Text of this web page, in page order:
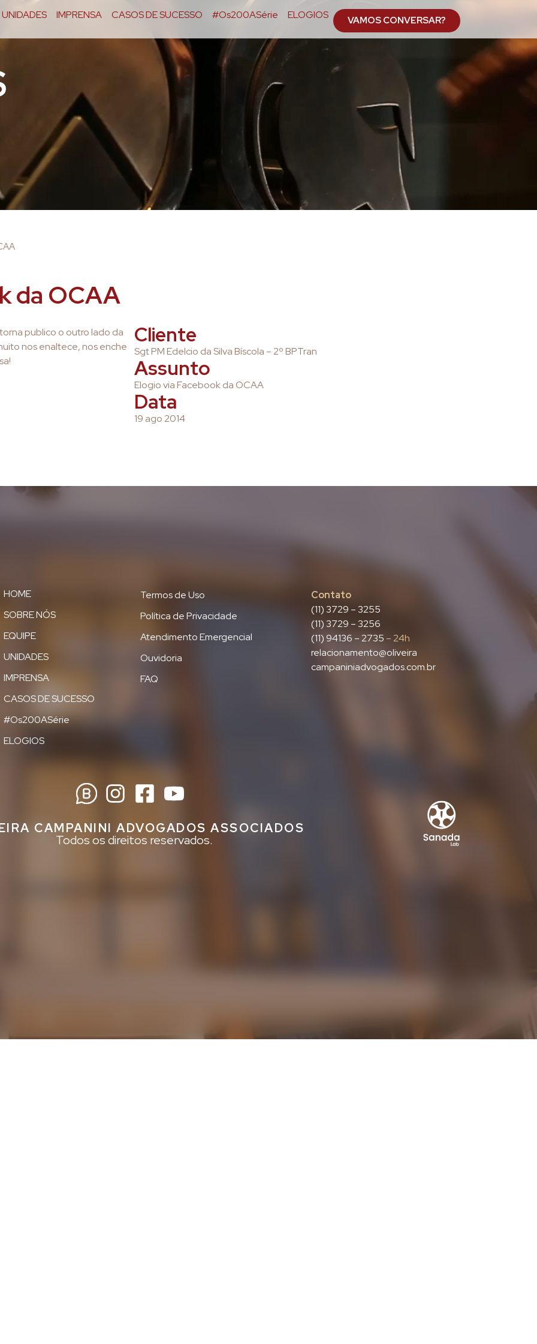
UNIDADES IMPRENSA CASOS DE SUCESSO #Os200ASérie ELOGIOS VAMOS CONVERSAR?
da OCAA
publico o outro lado da
nos enaltece, nos enche
Cliente
Sgt PM Edelcio da Silva Bíscola – 2º BPTran
Assunto
Elogio via Facebook da OCAA
Data
19 ago 2014
HOME
SOBRE NÓS
EQUIPE
UNIDADES
IMPRENSA
CASOS DE SUCESSO
#Os200ASérie
ELOGIOS
Termos de Uso
Política de Privacidade
Atendimento Emergencial
Ouvidoria
FAQ
Contato
(11) 3729 – 3255
(11) 3729 – 3256
(11) 94136 – 2735 – 24h
relacionamento@oliveira
campaniniadvogados.com.br
CAMPANINI ADVOGADOS ASSOCIADOS
Todos os direitos reservados.